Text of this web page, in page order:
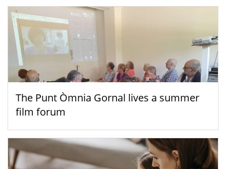
The Punt Òmnia Gornal lives a summer
film forum